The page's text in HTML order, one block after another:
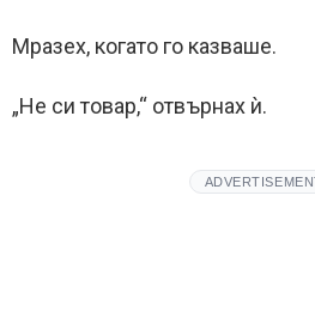
Мразех, когато го казваше.
„Не си товар,“ отвърнах ѝ.